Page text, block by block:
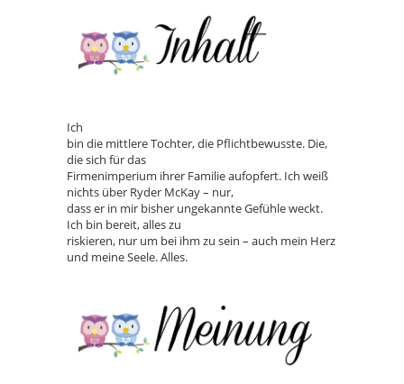
Ich
bin die mittlere Tochter, die Pflichtbewusste. Die,
die sich für das
Firmenimperium ihrer Familie aufopfert. Ich weiß
nichts über Ryder McKay – nur,
dass er in mir bisher ungekannte Gefühle weckt.
Ich bin bereit, alles zu
riskieren, nur um bei ihm zu sein – auch mein Herz
und meine Seele. Alles.